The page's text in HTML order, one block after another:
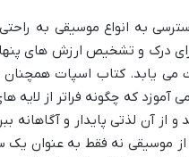
به انواع موسیقی به
درک و تشخیص ارزش های
یابد. کتاب اسپات همچنان
آموزد که چگونه فراتر از لایه
از آن لذتی پایدار و آگاهانه
موسیقی نه فقط به عنوان یک